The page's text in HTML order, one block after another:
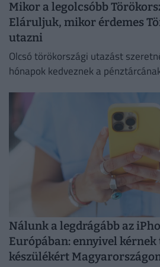
Mikor a legolcsóbb
Eláruljuk, mikor érdemes
utazni
Olcsó törökországi utazást
hónapok kedveznek a
Nálunk a legdrágább az
Európában: ennyivel kérnek
készülékért